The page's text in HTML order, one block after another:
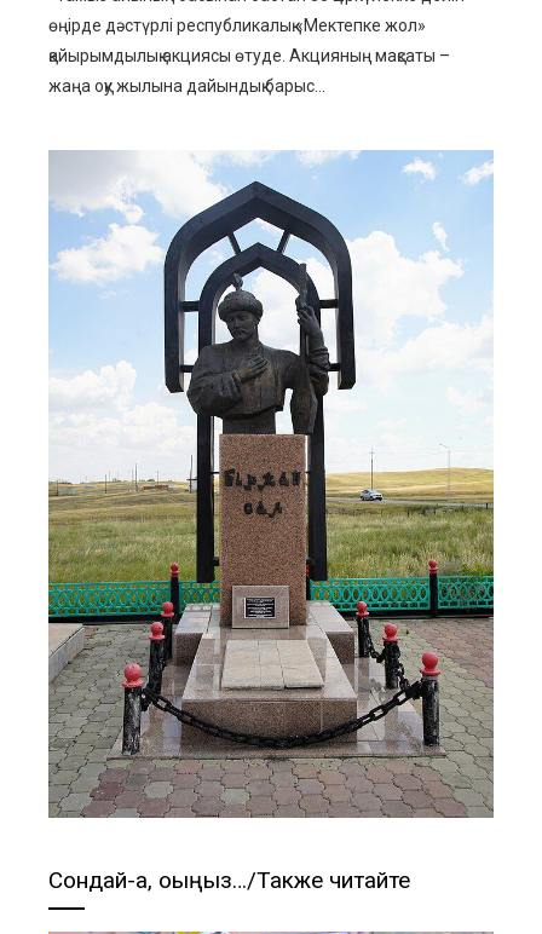
өңірде дәстүрлі республикалық «Мектепке жол»
қайырымдылық акциясы өтуде. Акцияның мақсаты –
жаңа оқу жылына дайындық барыс...
Сондай-ақ, оқыңыз…/Также читайте